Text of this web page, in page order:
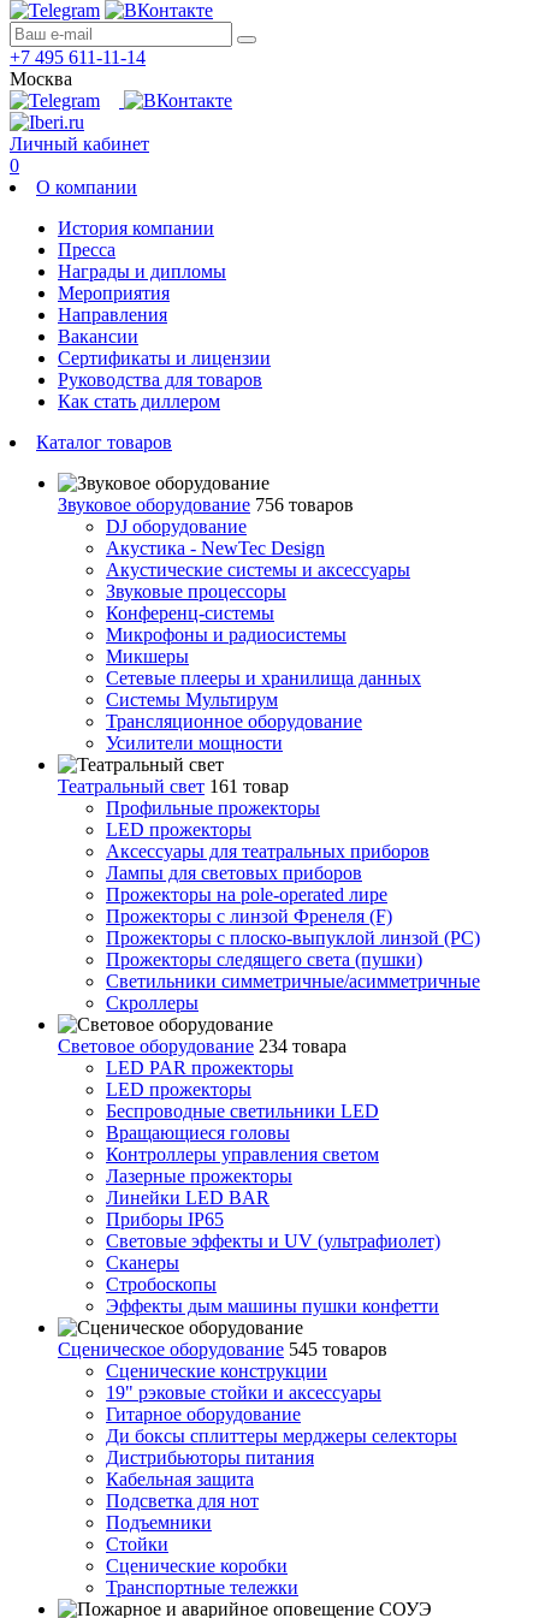
+7 495 611-11-14
Москва
Личный кабинет
0
О компании
История компании
Пресса
Награды и дипломы
Мероприятия
Направления
Вакансии
Сертификаты и лицензии
Руководства для товаров
Как стать диллером
Каталог товаров
Звуковое оборудование 756 товаров
DJ оборудование
Акустика - NewTec Design
Акустические системы и аксессуары
Звуковые процессоры
Конференц-системы
Микрофоны и радиосистемы
Микшеры
Сетевые плееры и хранилища данных
Системы Мультирум
Трансляционное оборудование
Усилители мощности
Театральный свет 161 товар
Профильные прожекторы
LED прожекторы
Аксессуары для театральных приборов
Лампы для световых приборов
Прожекторы на pole-operated лире
Прожекторы с линзой Френеля (F)
Прожекторы с плоско-выпуклой линзой (PC)
Прожекторы следящего света (пушки)
Светильники симметричные/асимметричные
Скроллеры
Световое оборудование 234 товара
LED PAR прожекторы
LED прожекторы
Беспроводные светильники LED
Вращающиеся головы
Контроллеры управления светом
Лазерные прожекторы
Линейки LED BAR
Приборы IP65
Световые эффекты и UV (ультрафиолет)
Сканеры
Стробоскопы
Эффекты дым машины пушки конфетти
Сценическое оборудование 545 товаров
Сценические конструкции
19" рэковые стойки и аксесcуары
Гитарное оборудование
Ди боксы сплиттеры мерджеры селекторы
Дистрибьюторы питания
Кабельная защита
Подсветка для нот
Подъемники
Стойки
Сценические коробки
Транспортные тележки